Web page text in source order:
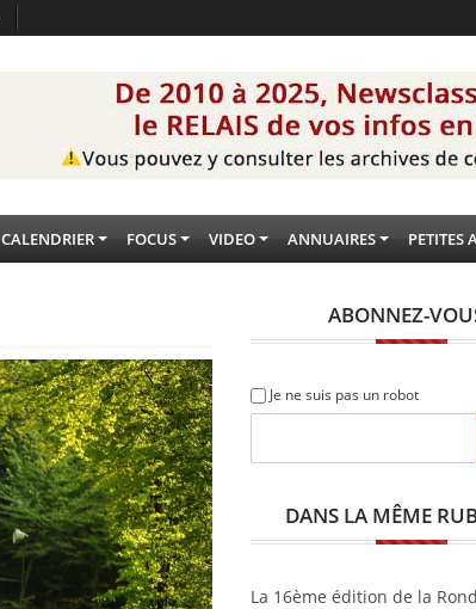
CALENDRIER FOCUS VIDEO ANNUAIRES PETITES
ABONNEZ-
Je ne suis pas un robot
DANS LA MÊME
La 16ème édition de la